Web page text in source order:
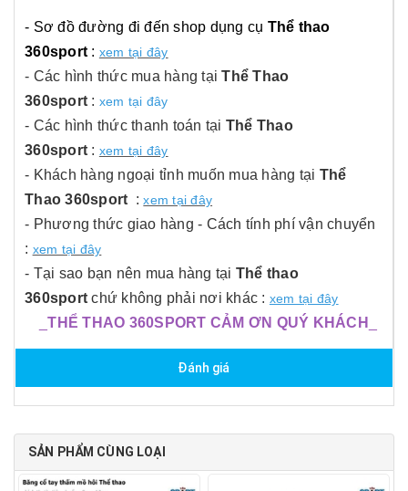
- Sơ đồ đường đi đến shop dụng cụ Thể thao
360sport : xem tại đây
- Các hình thức mua hàng tạiThể Thao
360sport : xem tại đây
- Các hình thức thanh toán tại Thể Thao
360sport : xem tại đây
- Khách hàng ngoại tỉnh muốn mua hàng tại Thể
Thao 360sport :xem tại đây
- Phương thức giao hàng - Cách tính phí vận chuyển
: xem tại đây
- Tại sao bạn nên mua hàng tại Thể thao
360sport chứ không phải nơi khác : xem tại đây
_THỂ THAO 360SPORT CẢM ƠN QUÝ KHÁCH
Đánh giá
SẢN PHẨM CÙNG LOẠI